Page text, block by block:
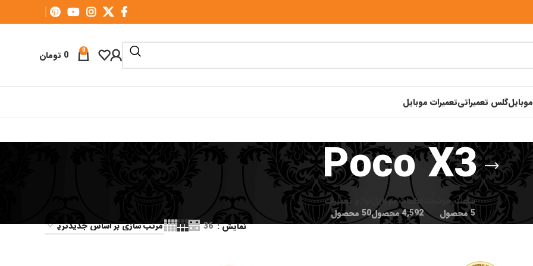
0
0 تومان
گلس تعمیراتیتعمیرات موبایل
Poco X3
ساعت هوشمند
5 محصول
قطعات موبایل
4,592 محصول
لوازم تعمیرات
50 محصول
نمایش 36